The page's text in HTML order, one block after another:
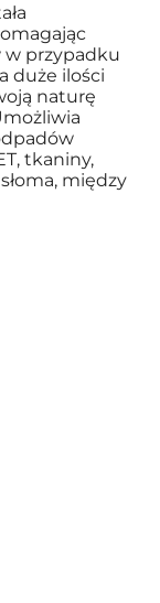
przypadku
duże ilości
naturę
tkaniny,
między